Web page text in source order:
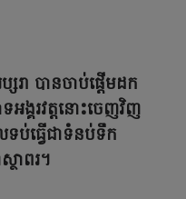
រា បានចាប់ផ្ដើមដក
ង្គរវត្តនោះចេញវិញ
ប់ធ្វើជាទំនប់ទឹក
ាពរ។